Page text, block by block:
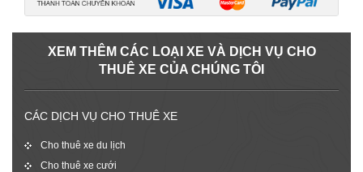
XEM THÊM CÁC LOẠI XE VÀ DỊCH VỤ CHO
THUÊ XE CỦA CHÚNG TÔI
CÁC DỊCH VỤ CHO THUÊ XE
Cho thuê xe du lịch
Cho thuê xe cưới